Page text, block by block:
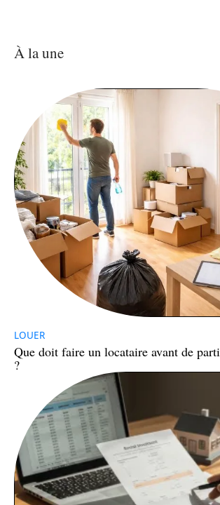
À la une
LOUER
Que doit faire un locataire avant de
?